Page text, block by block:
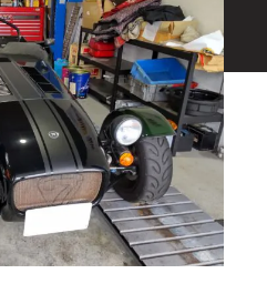
わせ総合
8001
がかかります
はこちら